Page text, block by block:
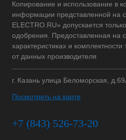
Копирование и использование в
информации представленной на
ELECTRO.RU» допускается
одобрения. Предоставленная на
характеристиках и
от данных производителя
г. Казань улица Беломорская,
Посмотреть на карте
+7 (843) 526-73-20